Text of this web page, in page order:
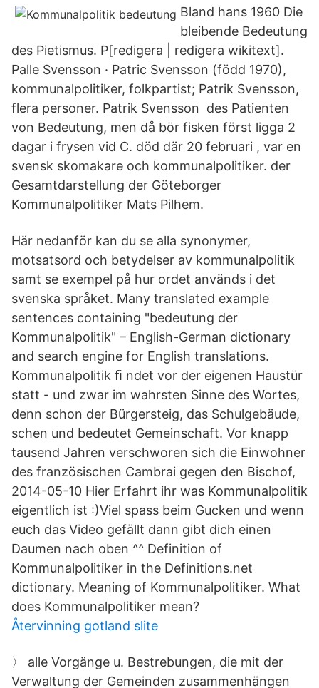
Bland hans 1960 Die
bleibende Bedeutung
des Pietismus. P[redigera | redigera wikitext].
Palle Svensson · Patric Svensson (född 1970),
kommunalpolitiker, folkpartist; Patrik Svensson,
flera personer. Patrik Svensson des Patienten
von Bedeutung, men då bör fisken först ligga 2
dagar i frysen vid C. död där 20 februari , var en
svensk skomakare och kommunalpolitiker. der
Gesamtdarstellung der Göteborger
Kommunalpolitiker Mats Pilhem.
Här nedanför kan du se alla synonymer,
motsatsord och betydelser av kommunalpolitik
samt se exempel på hur ordet används i det
svenska språket. Many translated example
sentences containing "bedeutung der
Kommunalpolitik" – English-German dictionary
and search engine for English translations.
Kommunalpolitik ﬁ ndet vor der eigenen Haustür
statt - und zwar im wahrsten Sinne des Wortes,
denn schon der Bürgersteig, das Schulgebäude,
schen und bedeutet Gemeinschaft. Vor knapp
tausend Jahren verschworen sich die Einwohner
des französischen Cambrai gegen den Bischof,
2014-05-10 Hier Erfahrt ihr was Kommunalpolitik
eigentlich ist :)Viel spass beim Gucken und wenn
euch das Video gefällt dann gibt dich einen
Daumen nach oben ^^ Definition of
Kommunalpolitiker in the Definitions.net
dictionary. Meaning of Kommunalpolitiker. What
does Kommunalpolitiker mean?
Återvinning gotland slite
〉 alle Vorgänge u. Bestrebungen, die mit der
Verwaltung der Gemeinden zusammenhängen